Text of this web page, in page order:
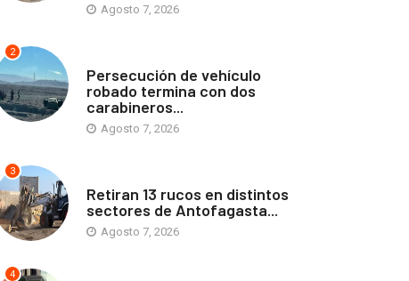
Agosto 7, 2026
2
Persecución de vehículo
robado termina con dos
carabineros...
Agosto 7, 2026
3
Retiran 13 rucos en distintos
sectores de Antofagasta...
Agosto 7, 2026
4